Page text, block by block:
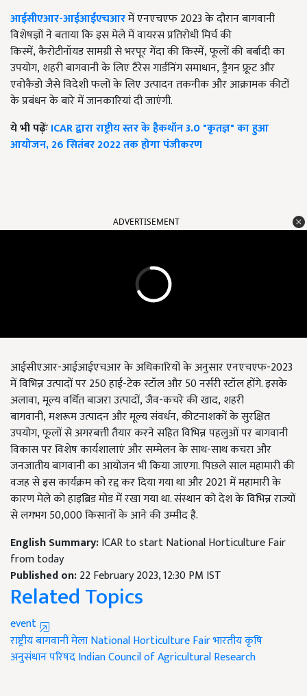
आईसीएआर-आईआईएचआरमें एनएचएफ 2023 के दौरान बागवानी
विशेषज्ञों ने बताया कि इस मेले में वायरस प्रतिरोधी मिर्च की
किस्में,कैरोटीनॉयड सामग्री से भरपूर गेंदा की किस्में,फूलों की बर्बादी का
उपयोग,शहरी बागवानी के लिए टैरेस गार्डनिंग समाधान,ड्रैगन फ्रूट और
एवोकैडो जैसे विदेशी फलों के लिए उत्पादन तकनीक और आक्रामक कीटों
के प्रबंधन के बारे में जानकारियां दी जाएंगी.
ये भी पढ़ेंःICAR द्वारा राष्ट्रीय स्तर के हैकथॉन 3.0 "कृतज्ञ" का हुआ
आयोजन, 26 सितंबर 2022 तक होगा पंजीकरण
ADVERTISEMENT
आईसीएआर-आईआईएचआर के अधिकारियों के अनुसार एनएचएफ-2023
में विभिन्न उत्पादों पर 250 हाई-टेक स्टॉल और 50 नर्सरी स्टॉल होंगे. इसके
अलावा,मूल्य वर्धित बाजरा उत्पादों,जैव-कचरे की खाद,शहरी
बागवानी,मशरूम उत्पादन और मूल्य संवर्धन,कीटनाशकों के सुरक्षित
उपयोग,फूलों से अगरबत्ती तैयार करने सहित विभिन्न पहलुओं पर बागवानी
विकास पर विशेष कार्यशालाएं और सम्मेलन के साथ-साथ कचरा और
जनजातीय बागवानी का आयोजन भी किया जाएगा. पिछले साल महामारी की
वजह से इस कार्यक्रम को रद्द कर दिया गया था और 2021 में महामारी के
कारण मेले को हाइब्रिड मोड में रखा गया था. संस्थान को देश के विभिन्न राज्यों
से लगभग 50,000 किसानों के आने की उम्मीद है.
English Summary:ICAR to start National Horticulture Fair
from today
Published on:22 February 2023, 12:30 PM IST
Related Topics
event
राष्ट्रीय बागवानी मेलाNational Horticulture Fairभारतीय कृषि
अनुसंधान परिषदIndian Council of Agricultural Research